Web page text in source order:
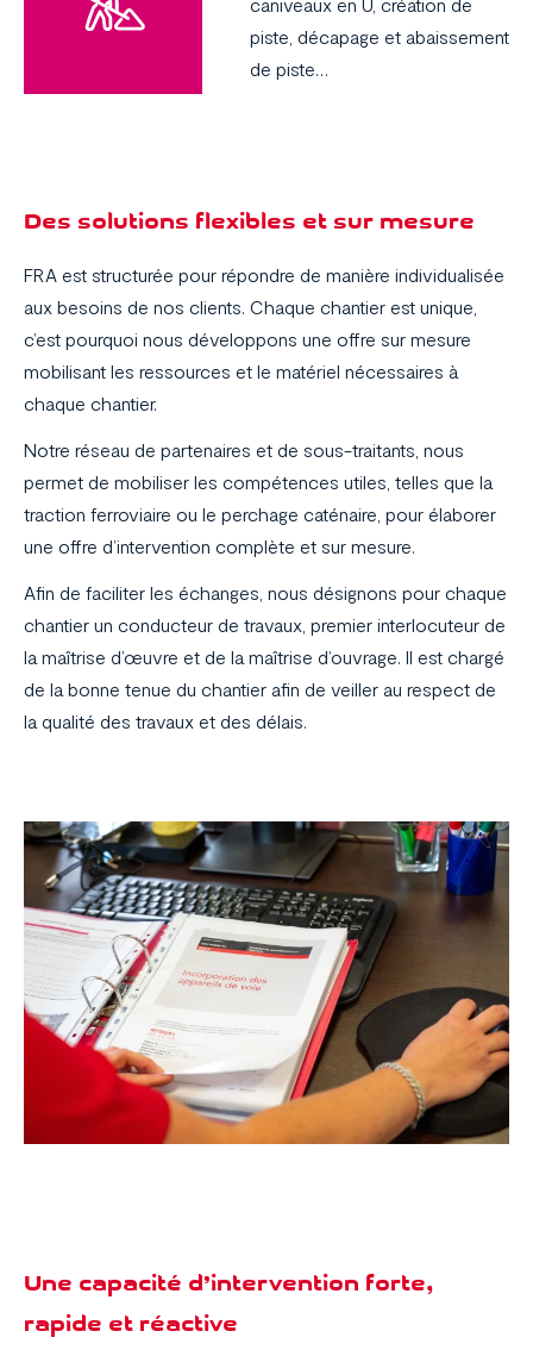
caniveaux en U, création de
piste, décapage et abaissement
de piste…
Des solutions flexibles et sur mesure
FRA est structurée pour répondre de manière individualisée
aux besoins de nos clients. Chaque chantier est unique,
c’est pourquoi nous développons une offre sur mesure
mobilisant les ressources et le matériel nécessaires à
chaque chantier.
Notre réseau de partenaires et de sous-traitants, nous
permet de mobiliser les compétences utiles, telles que la
traction ferroviaire ou le perchage caténaire, pour élaborer
une offre d’intervention complète et sur mesure.
Afin de faciliter les échanges, nous désignons pour chaque
chantier un conducteur de travaux, premier interlocuteur de
la maîtrise d’œuvre et de la maîtrise d’ouvrage. Il est chargé
de la bonne tenue du chantier afin de veiller au respect de
la qualité des travaux et des délais.
Une capacité d’intervention forte,
rapide et réactive